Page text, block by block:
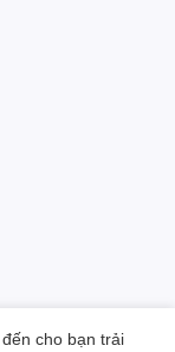
cho bạn trải